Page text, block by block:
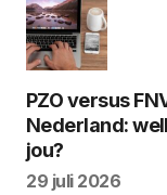
PZO versus
Nederland:
jou?
29 juli 2026